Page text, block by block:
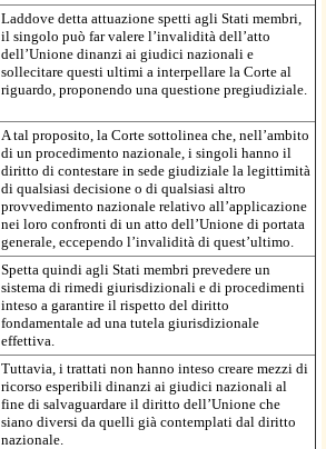
Laddove detta attuazione spetti agli Stati membri,
il singolo può far valere l’invalidità dell’atto
dell’Unione dinanzi ai giudici nazionali e
sollecitare questi ultimi a interpellare la Corte al
riguardo, proponendo una questione pregiudiziale.
A tal proposito, la Corte sottolinea che, nell’ambito
di un procedimento nazionale, i singoli hanno il
diritto di contestare in sede giudiziale la legittimità
di qualsiasi decisione o di qualsiasi altro
provvedimento nazionale relativo all’applicazione
nei loro confronti di un atto dell’Unione di portata
generale, eccependo l’invalidità di quest’ultimo.
Spetta quindi agli Stati membri prevedere un
sistema di rimedi giurisdizionali e di procedimenti
inteso a garantire il rispetto del diritto
fondamentale ad una tutela giurisdizionale
effettiva.
Tuttavia, i trattati non hanno inteso creare mezzi di
ricorso esperibili dinanzi ai giudici nazionali al
fine di salvaguardare il diritto dell’Unione che
siano diversi da quelli già contemplati dal diritto
nazionale.